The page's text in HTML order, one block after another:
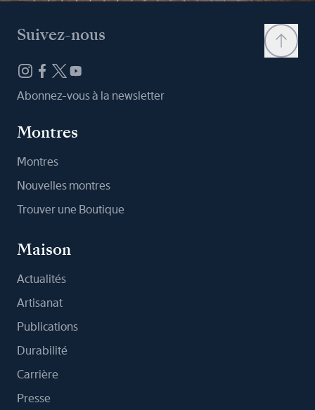
Suivez-nous
Abonnez-vous à la newsletter
Montres
Montres
Nouvelles montres
Trouver une Boutique
Maison
Actualités
Artisanat
Publications
Durabilité
Carrière
Presse